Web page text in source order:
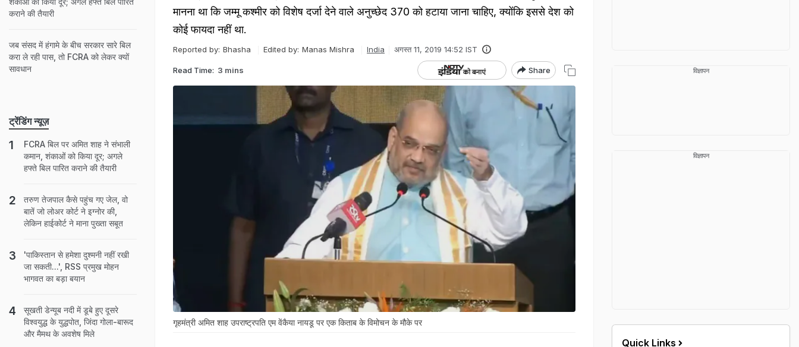
मानना था कि जम्मू कश्मीर को विशेष दर्जा देने वाले अनुच्छेद 370 को हटाया जाना चाहिए, क्योंकि इससे देश को
कोई फायदा नहीं था.
Reported by: Bhasha Edited by: Manas Mishra India अगस्त 11, 2019 14:52 IST
Read Time: 3 mins Share
गृहमंत्री अमित शाह उपराष्ट्रपति एम वेंकैया नायडू पर एक किताब के विमोचन के मौके पर
कराने की तैयारी
जब संसद में हंगामे के बीच सरकार सारे बिल
करा ले रही पास, तो FCRA को लेकर क्यों
सावधान
ट्रेंडिंग न्यूज़
FCRA बिल पर अमित शाह ने संभाली
कमान, शंकाओं को किया दूर; अगले
हफ्ते बिल पारित कराने की तैयारी
तरुण तेजपाल कैसे पहुंच गए जेल, वो
बातें जो लोअर कोर्ट ने इग्नोर की,
लेकिन हाईकोर्ट ने माना पुख्ता सबूत
'पाकिस्तान से हमेशा दुश्मनी नहीं रखी
जा सकती...', RSS प्रमुख मोहन
भागवत का बड़ा बयान
सूखती डेन्यूब नदी में डूबे हुए दूसरे
विश्वयुद्ध के युद्धपोत, जिंदा गोला-बारूद
और मैमथ के अवशेष मिले
विज्ञापन
विज्ञापन
Quick Links